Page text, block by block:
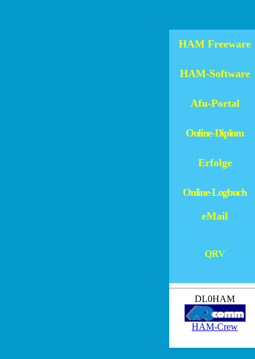
HAM Freeware
HAM-Software
Afu-Portal
Online-Diplom
Erfolge
Online-Logbuch
eMail
QRV
DL0HAM
HAM-Crew